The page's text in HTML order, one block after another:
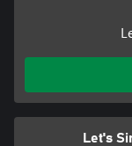
Let's